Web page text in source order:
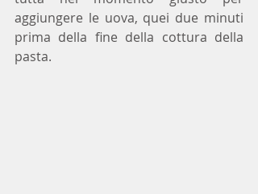
aggiungere le uova, quei due minuti
prima della fine della cottura della
pasta.